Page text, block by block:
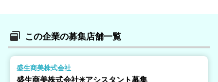
この企業の募集店舗一覧
盛生商美株式会社
盛生商美株式会社✳︎アシスタント募集